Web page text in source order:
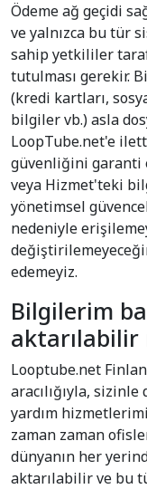
Ödeme ağ geçidi
ve yalnızca bu tür
sahip yetkililer
tutulması gerekir.
(kredi kartları,
bilgiler vb.) asla
LoopTube.net'e
güvenliğini garanti
veya Hizmet'teki
yönetimsel
nedeniyle
edemeyiz.
Bilgilerim
aktarılabilir
Looptube.net
aracılığıyla,
yardım
zaman zaman
dünyanın her
aktarılabilir ve bu